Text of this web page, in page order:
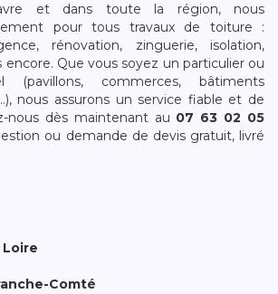
et dans toute la région, nous
pour tous travaux de toiture :
rénovation, zinguerie, isolation,
Que vous soyez un particulier ou
(pavillons, commerces, bâtiments
nous assurons un service fiable et de
nous dès maintenant au 07 63 02 05
ou demande de devis gratuit, livré
Comté